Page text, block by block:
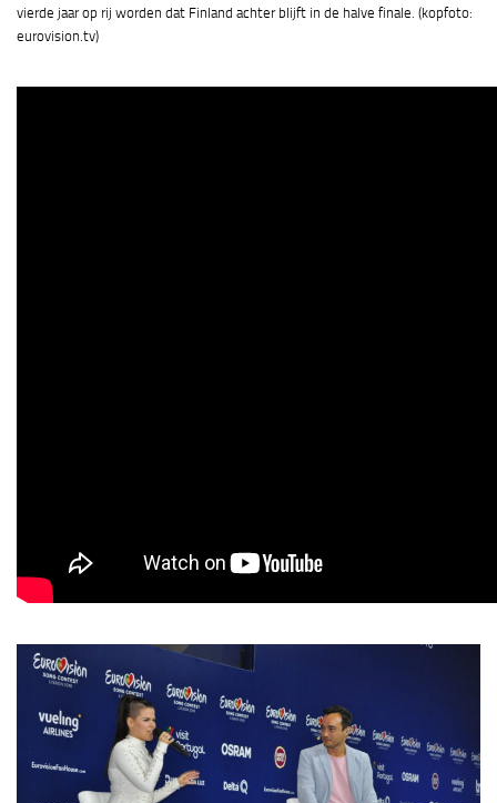
vierde jaar op rij worden dat Finland achter blijft in de halve finale. (kopfoto:
eurovision.tv)